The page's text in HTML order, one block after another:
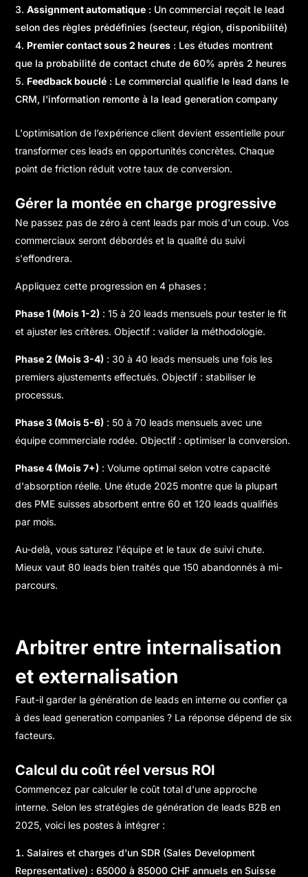
Assignment automatique : Un commercial reçoit le lead
selon des règles prédéfinies (secteur, région, disponibilité)
Premier contact sous 2 heures : Les études montrent
que la probabilité de contact chute de 60% après 2 heures
Feedback bouclé : Le commercial qualifie le lead dans le
CRM, l'information remonte à la lead generation company
L'optimisation de l’expérience client devient essentielle pour
transformer ces leads en opportunités concrètes. Chaque
point de friction réduit votre taux de conversion.
Gérer la montée en charge progressive
Ne passez pas de zéro à cent leads par mois d'un coup. Vos
commerciaux seront débordés et la qualité du suivi
s'effondrera.
Appliquez cette progression en 4 phases :
Phase 1 (Mois 1-2) : 15 à 20 leads mensuels pour tester le fit
et ajuster les critères. Objectif : valider la méthodologie.
Phase 2 (Mois 3-4) : 30 à 40 leads mensuels une fois les
premiers ajustements effectués. Objectif : stabiliser le
processus.
Phase 3 (Mois 5-6) : 50 à 70 leads mensuels avec une
équipe commerciale rodée. Objectif : optimiser la conversion.
Phase 4 (Mois 7+) : Volume optimal selon votre capacité
d'absorption réelle. Une étude 2025 montre que la plupart
des PME suisses absorbent entre 60 et 120 leads qualifiés
par mois.
Au-delà, vous saturez l'équipe et le taux de suivi chute.
Mieux vaut 80 leads bien traités que 150 abandonnés à mi-
parcours.
Arbitrer entre internalisation
et externalisation
Faut-il garder la génération de leads en interne ou confier ça
à des lead generation companies ? La réponse dépend de six
facteurs.
Calcul du coût réel versus ROI
Commencez par calculer le coût total d'une approche
interne. Selon les stratégies de génération de leads B2B en
2025, voici les postes à intégrer :
Salaires et charges d'un SDR (Sales Development
Representative) : 65000 à 85000 CHF annuels en Suisse